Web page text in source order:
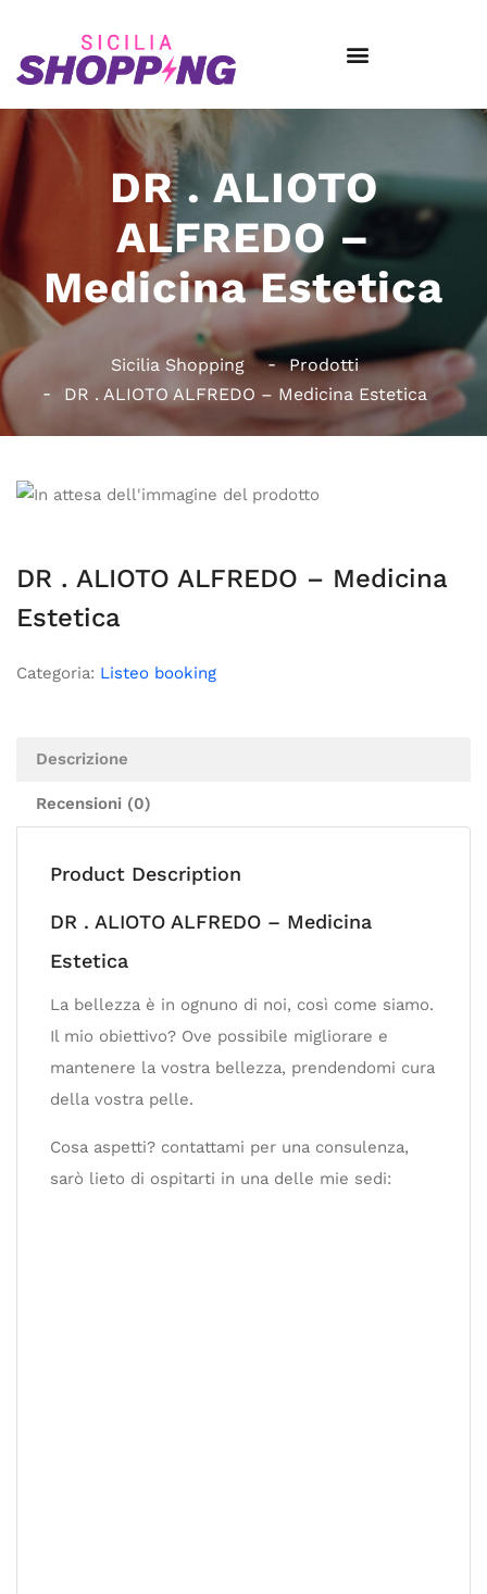
DR . ALIOTO
ALFREDO –
Medicina Estetica
Sicilia Shopping
Prodotti
DR . ALIOTO ALFREDO – Medicina Estetica
DR . ALIOTO ALFREDO – Medicina
Estetica
Categoria: Listeo booking
Descrizione
Recensioni (0)
Product Description
DR . ALIOTO ALFREDO – Medicina
Estetica
La bellezza è in ognuno di noi, così come siamo.
Il mio obiettivo? Ove possibile migliorare e
mantenere la vostra bellezza, prendendomi cura
della vostra pelle.
Cosa aspetti? contattami per una consulenza,
sarò lieto di ospitarti in una delle mie sedi: